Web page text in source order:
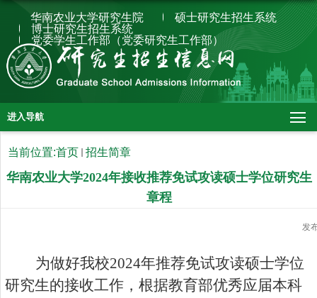
华南农业大学研究生院
硕士研究生招生系统
博士研究生招生系统
党委学生工作部（党委研究生工作部）
进入导航
当前位置:首页 招生简章
华南农业大学2024年接收推荐免试攻读硕士学位研究生
章程
发
为做好我校2024年推荐免试攻读硕士学位
研究生的接收工作，根据教育部优秀应届本科